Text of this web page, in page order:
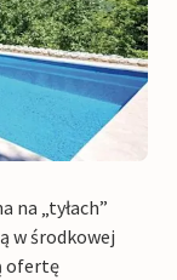
na „tyłach”
w środkowej
ofertę